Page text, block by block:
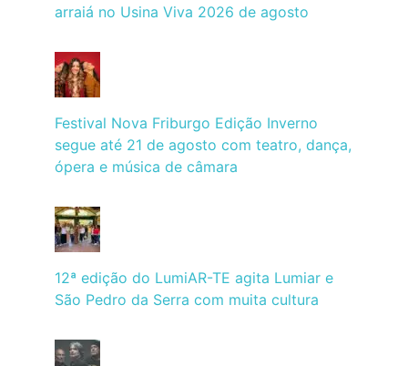
arraiá no Usina Viva 2026 de agosto
Festival Nova Friburgo Edição Inverno
segue até 21 de agosto com teatro, dança,
ópera e música de câmara
12ª edição do LumiAR-TE agita Lumiar e
São Pedro da Serra com muita cultura